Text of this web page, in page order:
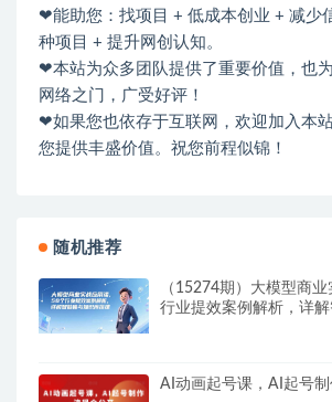
❤能助您：找项目 + 低成本创业 + 减少
种项目 + 提升网创认知。
❤本站为众多团队提供了重要价值，也
网络之门，广受好评！
❤如果您也依存于互联网，欢迎加入本
您提供丰盛价值。祝您前程似锦！
随机推荐
（15274期）大模型商
行业提效案例解析，详
AI动画起号课，AI起号